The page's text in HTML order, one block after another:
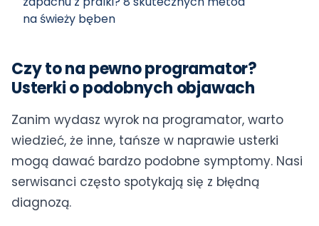
na świeży bęben
Czy to na pewno programator?
Usterki o podobnych objawach
Zanim wydasz wyrok na programator, warto
wiedzieć, że inne, tańsze w naprawie usterki
mogą dawać bardzo podobne symptomy. Nasi
serwisanci często spotykają się z błędną
diagnozą.